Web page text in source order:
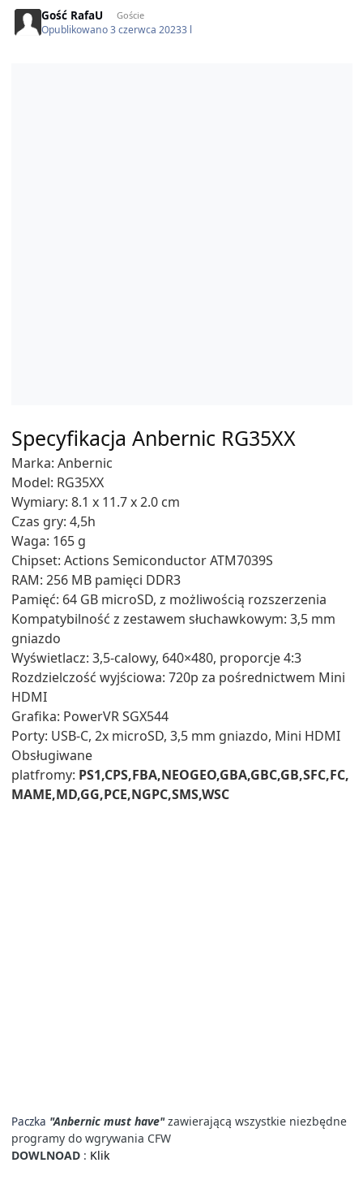
Gość RafaU Goście
Opublikowano3 czerwca 20233 l
Specyfikacja Anbernic RG35XX
Marka: Anbernic
Model: RG35XX
Wymiary: 8.1 x 11.7 x 2.0 cm
Czas gry: 4,5h
Waga: 165 g
Chipset: Actions Semiconductor ATM7039S
RAM: 256 MB pamięci DDR3
Pamięć: 64 GB microSD, z możliwością rozszerzenia
Kompatybilność z zestawem słuchawkowym: 3,5 mm
gniazdo
Wyświetlacz: 3,5-calowy, 640×480, proporcje 4:3
Rozdzielczość wyjściowa: 720p za pośrednictwem Mini
HDMI
Grafika: PowerVR SGX544
Porty: USB-C, 2x microSD, 3,5 mm gniazdo, Mini HDMI
Obsługiwane
platfromy: PS1,CPS,FBA,NEOGEO,GBA,GBC,GB,SFC,FC,
MAME,MD,GG,PCE,NGPC,SMS,WSC
Paczka "Anbernic must have" zawierającą wszystkie niezbędne
programy do wgrywania CFW
DOWLNOAD : Klik